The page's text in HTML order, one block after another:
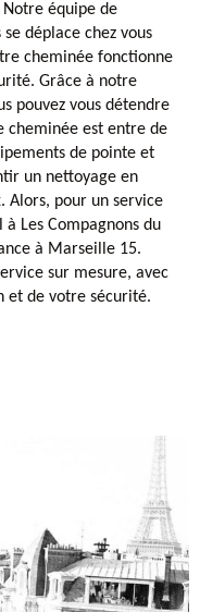
équipe de
déplace chez vous
cheminée fonctionne
Grâce à notre
pouvez vous détendre
cheminée est entre de
de pointe et
un nettoyage en
Alors, pour un service
Les Compagnons du
à Marseille 15.
sur mesure, avec
et de votre sécurité.